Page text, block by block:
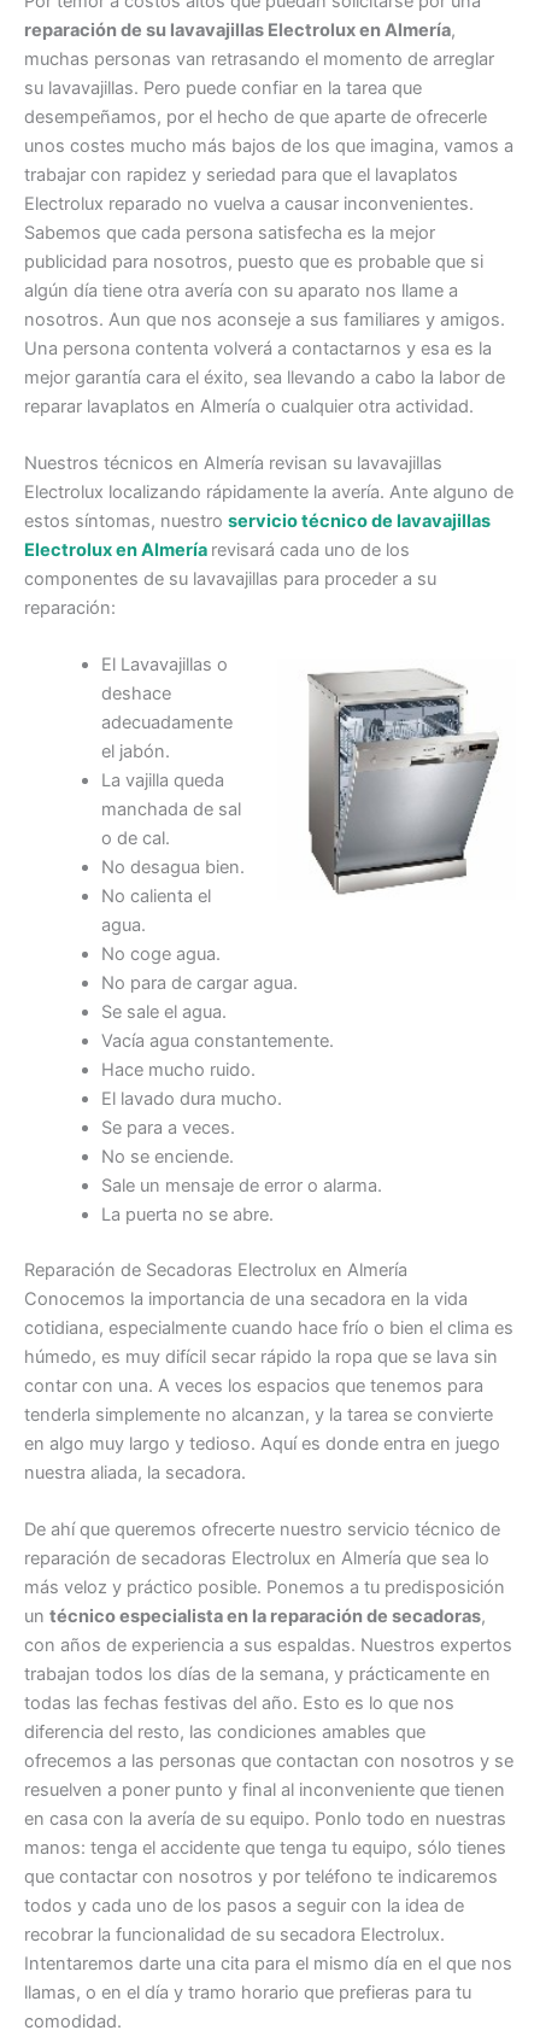
reparación de su lavavajillas Electrolux en Almería,
muchas personas van retrasando el momento de arreglar
su lavavajillas. Pero puede confiar en la tarea que
desempeñamos, por el hecho de que aparte de ofrecerle
unos costes mucho más bajos de los que imagina, vamos a
trabajar con rapidez y seriedad para que el lavaplatos
Electrolux reparado no vuelva a causar inconvenientes.
Sabemos que cada persona satisfecha es la mejor
publicidad para nosotros, puesto que es probable que si
algún día tiene otra avería con su aparato nos llame a
nosotros. Aun que nos aconseje a sus familiares y amigos.
Una persona contenta volverá a contactarnos y esa es la
mejor garantía cara el éxito, sea llevando a cabo la labor de
reparar lavaplatos en Almería o cualquier otra actividad.
Nuestros técnicos en Almería revisan su lavavajillas
Electrolux localizando rápidamente la avería. Ante alguno de
estos síntomas, nuestro servicio técnico de lavavajillas
Electrolux en Almería revisará cada uno de los
componentes de su lavavajillas para proceder a su
reparación:
El Lavavajillas o
deshace
adecuadamente
el jabón.
La vajilla queda
manchada de sal
o de cal.
No desagua bien.
No calienta el
agua.
No coge agua.
No para de cargar agua.
Se sale el agua.
Vacía agua constantemente.
Hace mucho ruido.
El lavado dura mucho.
Se para a veces.
No se enciende.
Sale un mensaje de error o alarma.
La puerta no se abre.
Reparación de Secadoras Electrolux en Almería
Conocemos la importancia de una secadora en la vida
cotidiana, especialmente cuando hace frío o bien el clima es
húmedo, es muy difícil secar rápido la ropa que se lava sin
contar con una. A veces los espacios que tenemos para
tenderla simplemente no alcanzan, y la tarea se convierte
en algo muy largo y tedioso. Aquí es donde entra en juego
nuestra aliada, la secadora.
De ahí que queremos ofrecerte nuestro servicio técnico de
reparación de secadoras Electrolux en Almería que sea lo
más veloz y práctico posible. Ponemos a tu predisposición
un técnico especialista en la reparación de secadoras,
con años de experiencia a sus espaldas. Nuestros expertos
trabajan todos los días de la semana, y prácticamente en
todas las fechas festivas del año. Esto es lo que nos
diferencia del resto, las condiciones amables que
ofrecemos a las personas que contactan con nosotros y se
resuelven a poner punto y final al inconveniente que tienen
en casa con la avería de su equipo. Ponlo todo en nuestras
manos: tenga el accidente que tenga tu equipo, sólo tienes
que contactar con nosotros y por teléfono te indicaremos
todos y cada uno de los pasos a seguir con la idea de
recobrar la funcionalidad de su secadora Electrolux.
Intentaremos darte una cita para el mismo día en el que nos
llamas, o en el día y tramo horario que prefieras para tu
comodidad.